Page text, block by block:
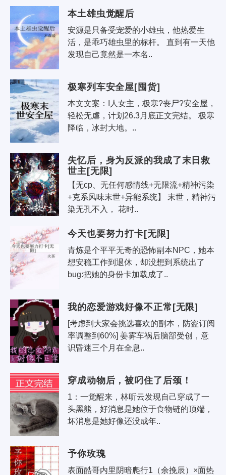
本土雄虫觉醒后
安源是只备受宠爱的小雄虫，他热爱生
活，是乖巧雄虫里的标杆。 直到有一天他
发现自己竟然是一本名..
极寒列车安全屋[囤货]
本文文案：I人女主，极寒?丧尸?安全屋，
轻松无虐，计划26.3月底正文完结。 极寒
降临，冰封大地。..
失忆后，身为反派的我成了末日救
世主[无限]
【无cp、无任何感情线+无限流+精神污染
+克系风味末世+异能系统】 末世，精神污
染无孔不入， 花时..
今天也要努力打卡[无限]
青炼是个平平无奇的恐怖副本NPC，她本
想安稳工作到退休，却没想到系统出了
bug:把她的身份卡加载成了..
我的恋爱游戏好像不正常[无限]
[考虑到大家会挑选喜欢的副本，防盗订阅
率调整到60%] 姜雾车祸后脑部受创，意
识昏迷三个月在全息..
穿成动物后，被叼住了后颈！
1：一觉醒来，林听云发现自己穿成了一
头黑熊，好消息是她位于食物链的顶端，
坏消息是她好像还没成年..
予你玫瑰
表面酷哥内里阴暗爬行1（余挽辰）×面热